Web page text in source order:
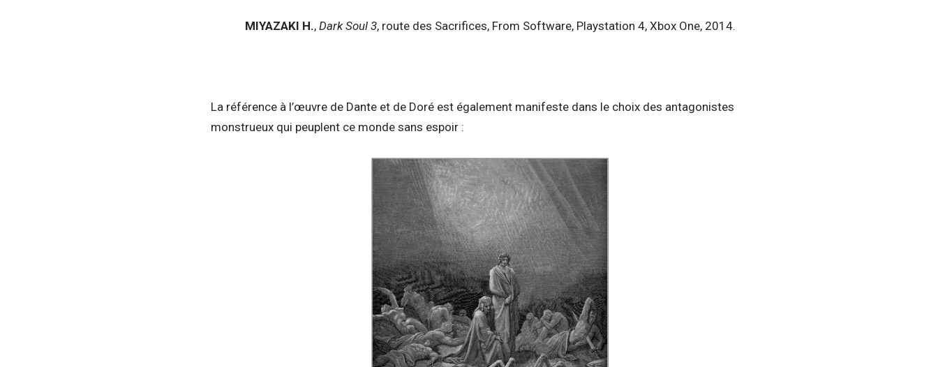
MIYAZAKI H., Dark Soul 3, route des Sacrifices, From Software, Playstation 4, Xbox One, 2014.
La référence à l’œuvre de Dante et de Doré est également manifeste dans le choix des antagonistes
monstrueux qui peuplent ce monde sans espoir :